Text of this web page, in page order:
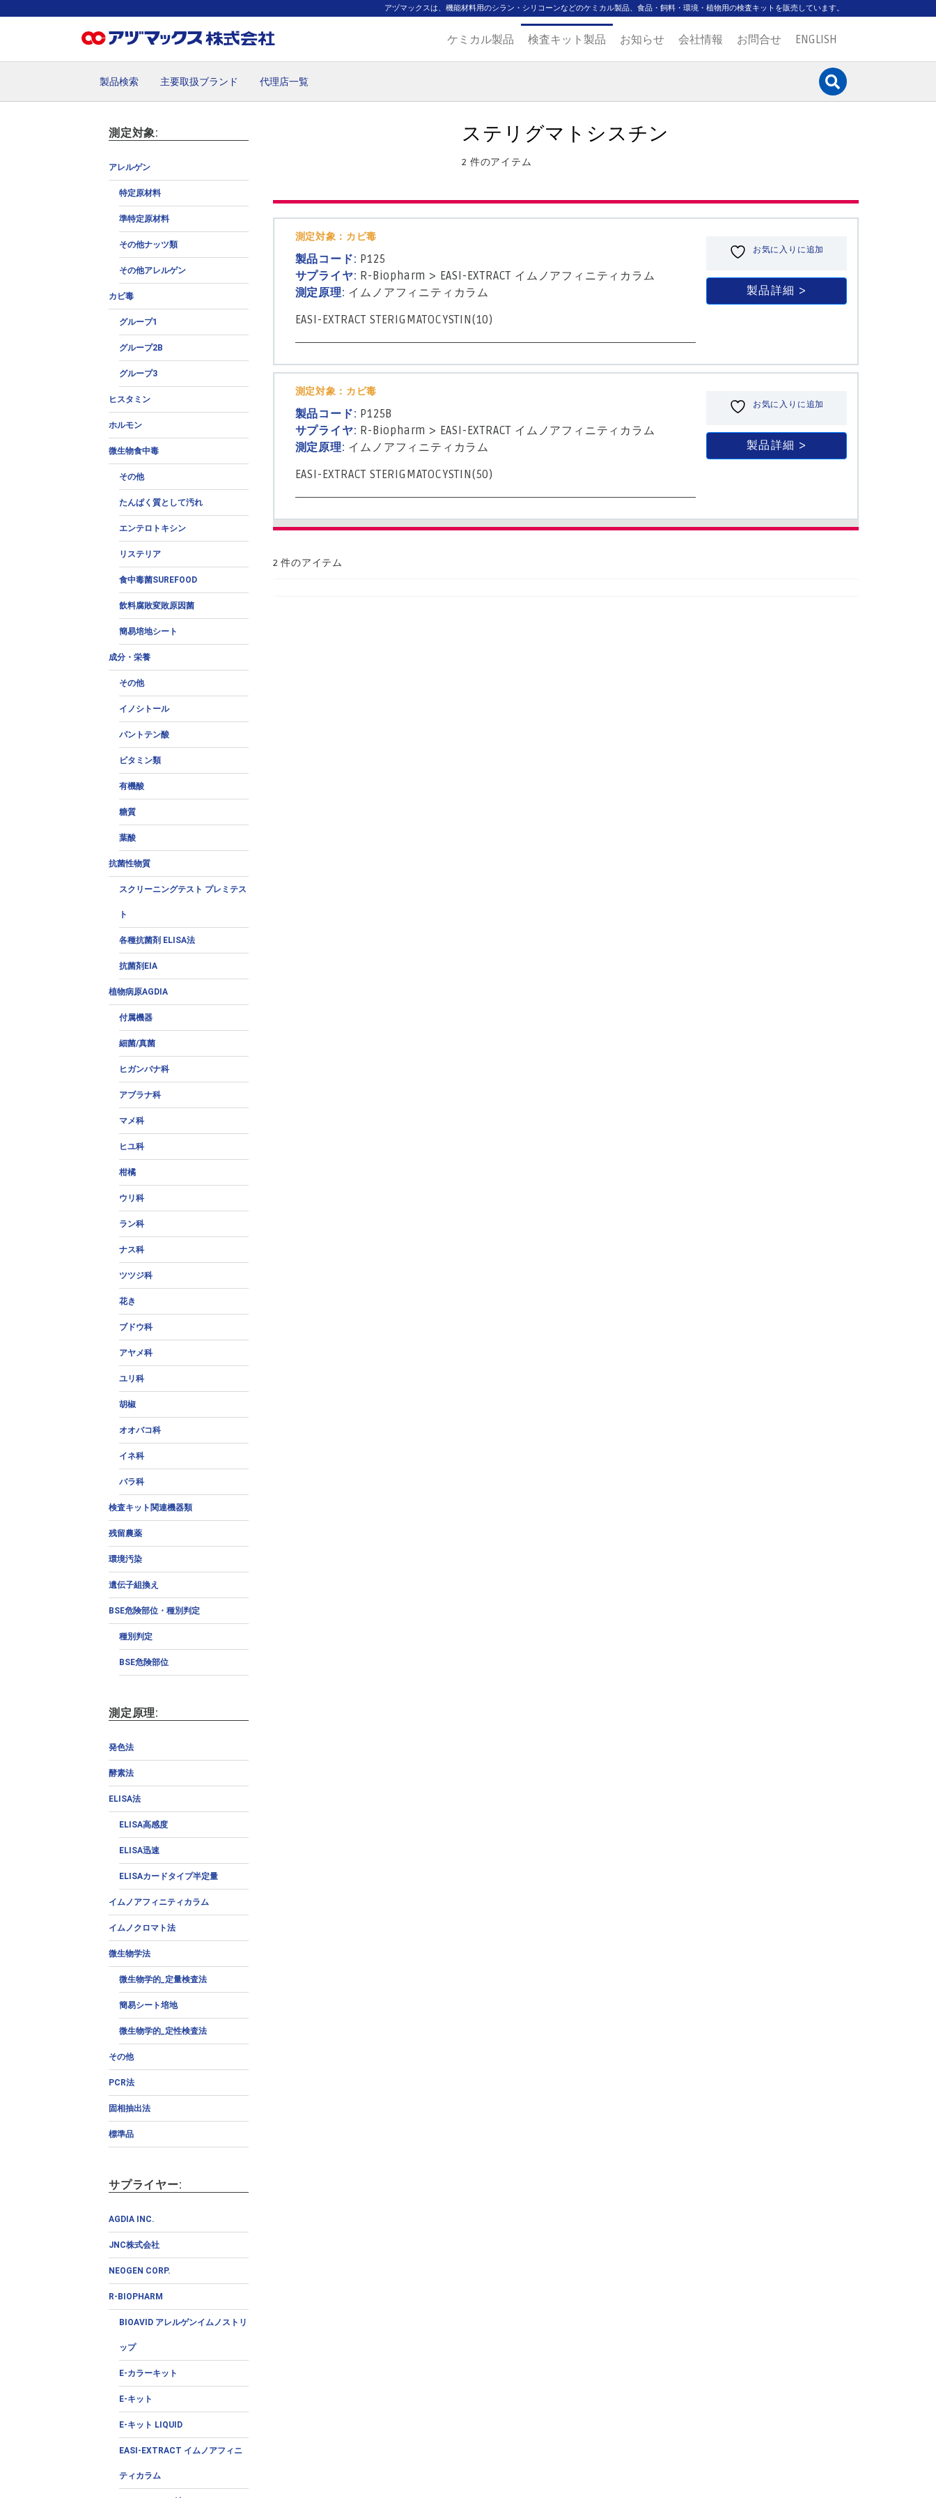
アヅマックスは、機能材料用のシラン・シリコーンなどのケミカル製品、食品・飼料・環境・植物用の検査キットを販売しています。
ケミカル製品 検査キット製品 お知らせ 会社情報 お問合せ ENGLISH
製品検索 主要取扱ブランド 代理店一覧
測定対象:
アレルゲン
特定原材料
準特定原材料
その他ナッツ類
その他アレルゲン
カビ毒
グループ1
グループ2B
グループ3
ヒスタミン
ホルモン
微生物食中毒
その他
たんぱく質として汚れ
エンテロトキシン
リステリア
食中毒菌SUREFOOD
飲料腐敗変敗原因菌
簡易培地シート
成分・栄養
その他
イノシトール
パントテン酸
ビタミン類
有機酸
糖質
葉酸
抗菌性物質
スクリーニングテスト プレミテス
ト
各種抗菌剤 ELISA法
抗菌剤EIA
植物病原AGDIA
付属機器
細菌/真菌
ヒガンバナ科
アブラナ科
マメ科
ヒユ科
柑橘
ウリ科
ラン科
ナス科
ツツジ科
花き
ブドウ科
アヤメ科
ユリ科
胡椒
オオバコ科
イネ科
バラ科
検査キット関連機器類
残留農薬
環境汚染
遺伝子組換え
BSE危険部位・種別判定
種別判定
BSE危険部位
測定原理:
発色法
酵素法
ELISA法
ELISA高感度
ELISA迅速
ELISAカードタイプ半定量
イムノアフィニティカラム
イムノクロマト法
微生物学法
微生物学的_定量検査法
簡易シート培地
微生物学的_定性検査法
その他
PCR法
固相抽出法
標準品
サプライヤー:
AGDIA INC.
JNC株式会社
NEOGEN CORP.
R-BIOPHARM
BIOAVID アレルゲンイムノストリ
ップ
E-カラーキット
E-キット
E-キット LIQUID
EASI-EXTRACT イムノアフィニ
ティカラム
ステリグマトシスチン
2 件のアイテム
測定対象：カビ毒
製品コード: P125
サプライヤ: R-Biopharm > EASI-EXTRACT イムノアフィニティカラム
測定原理: イムノアフィニティカラム
EASI-EXTRACT STERIGMATOCYSTIN(10)
お気に入りに追加
製品詳細
測定対象：カビ毒
製品コード: P125B
サプライヤ: R-Biopharm > EASI-EXTRACT イムノアフィニティカラム
測定原理: イムノアフィニティカラム
EASI-EXTRACT STERIGMATOCYSTIN(50)
お気に入りに追加
製品詳細
2 件のアイテム